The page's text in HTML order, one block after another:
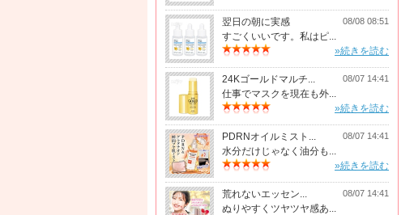
翌日の朝に実感 08/08 08:51
すごくいいです。私はピ...
»続きを読む
24Kゴールドマルチ... 08/07 14:41
仕事でマスクを現在も外...
»続きを読む
PDRNオイルミスト... 08/07 14:41
水分だけじゃなく油分も...
»続きを読む
荒れないエッセン... 08/07 14:41
ぬりやすくツヤツヤ感あ...